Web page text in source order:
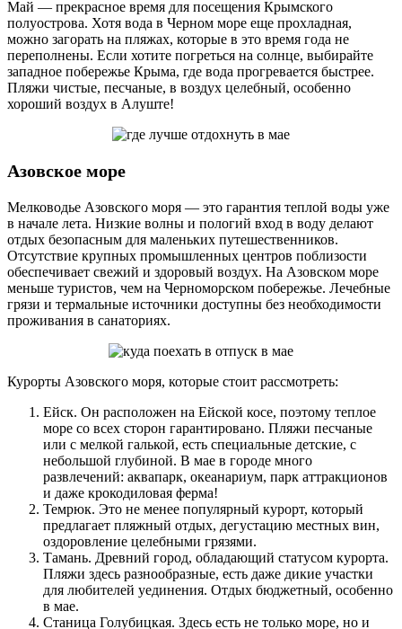
Май — прекрасное время для посещения Крымского
полуострова. Хотя вода в Черном море еще прохладная,
можно загорать на пляжах, которые в это время года не
переполнены. Если хотите погреться на солнце, выбирайте
западное побережье Крыма, где вода прогревается быстрее.
Пляжи чистые, песчаные, в воздух целебный, особенно
хороший воздух в Алуште!
Азовское море
Мелководье Азовского моря — это гарантия теплой воды уже
в начале лета. Низкие волны и пологий вход в воду делают
отдых безопасным для маленьких путешественников.
Отсутствие крупных промышленных центров поблизости
обеспечивает свежий и здоровый воздух. На Азовском море
меньше туристов, чем на Черноморском побережье. Лечебные
грязи и термальные источники доступны без необходимости
проживания в санаториях.
Курорты Азовского моря, которые стоит рассмотреть:
Ейск. Он расположен на Ейской косе, поэтому теплое
море со всех сторон гарантировано. Пляжи песчаные
или с мелкой галькой, есть специальные детские, с
небольшой глубиной. В мае в городе много
развлечений: аквапарк, океанариум, парк аттракционов
и даже крокодиловая ферма!
Темрюк. Это не менее популярный курорт, который
предлагает пляжный отдых, дегустацию местных вин,
оздоровление целебными грязями.
Тамань. Древний город, обладающий статусом курорта.
Пляжи здесь разнообразные, есть даже дикие участки
для любителей уединения. Отдых бюджетный, особенно
в мае.
Станица Голубицкая. Здесь есть не только море, но и